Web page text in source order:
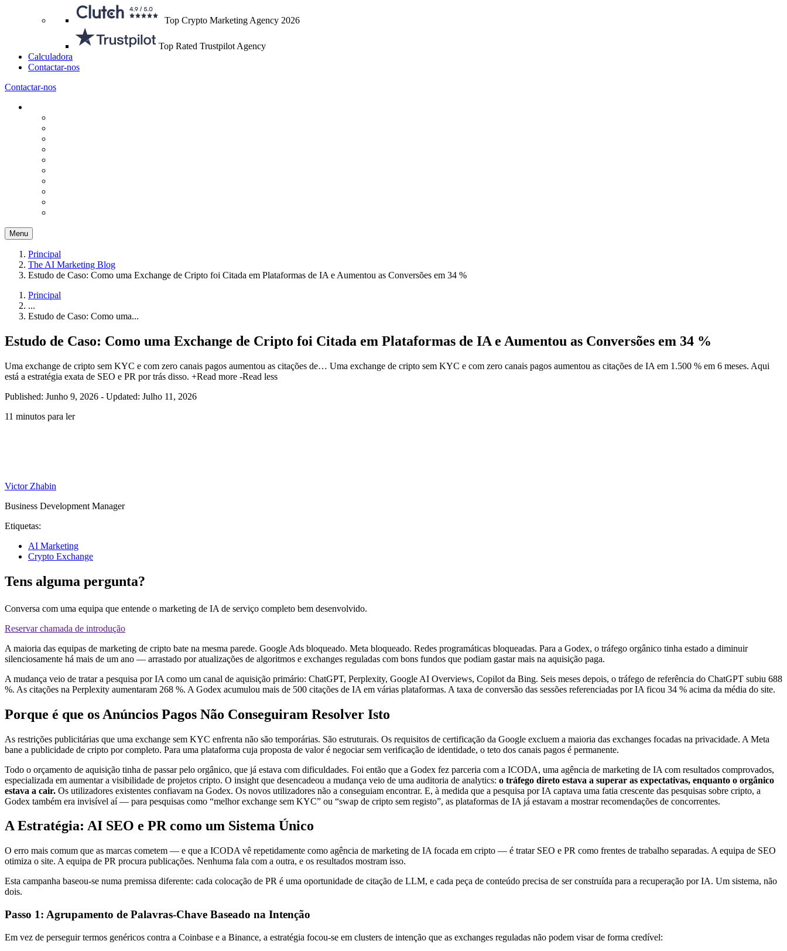
Top Crypto Marketing Agency 2026
Top Rated Trustpilot Agency
Calculadora
Contactar-nos
Contactar-nos
Menu
Principal
The AI Marketing Blog
Estudo de Caso: Como uma Exchange de Cripto foi Citada em Plataformas de IA e Aumentou as Conversões em 34 %
Principal
...
Estudo de Caso: Como uma...
Estudo de Caso: Como uma Exchange de Cripto foi Citada em Plataformas de IA e Aumentou as Conversões em 34 %
Uma exchange de cripto sem KYC e com zero canais pagos aumentou as citações de… Uma exchange de cripto sem KYC e com zero canais pagos aumentou as citações de IA em 1.500 % em 6 meses. Aqui
está a estratégia exata de SEO e PR por trás disso. +Read more -Read less
Published: Junho 9, 2026 - Updated: Julho 11, 2026
11 minutos para ler
Victor Zhabin
Business Development Manager
Etiquetas:
AI Marketing
Crypto Exchange
Tens alguma pergunta?
Conversa com uma equipa que entende o marketing de IA de serviço completo bem desenvolvido.
Reservar chamada de introdução
A maioria das equipas de marketing de cripto bate na mesma parede. Google Ads bloqueado. Meta bloqueado. Redes programáticas bloqueadas. Para a Godex, o tráfego orgânico tinha estado a diminuir
silenciosamente há mais de um ano — arrastado por atualizações de algoritmos e exchanges reguladas com bons fundos que podiam gastar mais na aquisição paga.
A mudança veio de tratar a pesquisa por IA como um canal de aquisição primário: ChatGPT, Perplexity, Google AI Overviews, Copilot da Bing. Seis meses depois, o tráfego de referência do ChatGPT subiu 688
%. As citações na Perplexity aumentaram 268 %. A Godex acumulou mais de 500 citações de IA em várias plataformas. A taxa de conversão das sessões referenciadas por IA ficou 34 % acima da média do site.
Porque é que os Anúncios Pagos Não Conseguiram Resolver Isto
As restrições publicitárias que uma exchange sem KYC enfrenta não são temporárias. São estruturais. Os requisitos de certificação da Google excluem a maioria das exchanges focadas na privacidade. A Meta
bane a publicidade de cripto por completo. Para uma plataforma cuja proposta de valor é negociar sem verificação de identidade, o teto dos canais pagos é permanente.
Todo o orçamento de aquisição tinha de passar pelo orgânico, que já estava com dificuldades. Foi então que a Godex fez parceria com a ICODA, uma agência de marketing de IA com resultados comprovados,
especializada em aumentar a visibilidade de projetos cripto. O insight que desencadeou a mudança veio de uma auditoria de analytics: o tráfego direto estava a superar as expectativas, enquanto o orgânico
estava a cair. Os utilizadores existentes confiavam na Godex. Os novos utilizadores não a conseguiam encontrar. E, à medida que a pesquisa por IA captava uma fatia crescente das pesquisas sobre cripto, a
Godex também era invisível aí — para pesquisas como “melhor exchange sem KYC” ou “swap de cripto sem registo”, as plataformas de IA já estavam a mostrar recomendações de concorrentes.
A Estratégia: AI SEO e PR como um Sistema Único
O erro mais comum que as marcas cometem — e que a ICODA vê repetidamente como agência de marketing de IA focada em cripto — é tratar SEO e PR como frentes de trabalho separadas. A equipa de SEO
otimiza o site. A equipa de PR procura publicações. Nenhuma fala com a outra, e os resultados mostram isso.
Esta campanha baseou-se numa premissa diferente: cada colocação de PR é uma oportunidade de citação de LLM, e cada peça de conteúdo precisa de ser construída para a recuperação por IA. Um sistema, não
dois.
Passo 1: Agrupamento de Palavras-Chave Baseado na Intenção
Em vez de perseguir termos genéricos contra a Coinbase e a Binance, a estratégia focou-se em clusters de intenção que as exchanges reguladas não podem visar de forma credível: